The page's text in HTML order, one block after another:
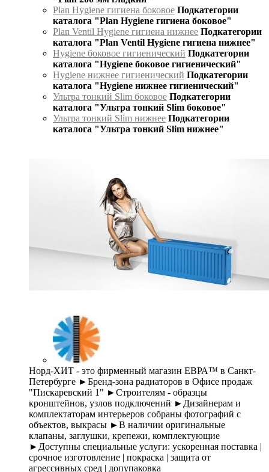
Plan Hygiene гигиена боковое Подкатегории
каталога "Plan Hygiene гигиена боковое"
Plan Ventil Hygiene гигиена нижнее Подкатегории
каталога "Plan Ventil Hygiene гигиена нижнее"
Hygiene боковое гигиенический Подкатегории
каталога "Hygiene боковое гигиенический"
Hygiene нижнее гигиенический Подкатегории
каталога "Hygiene нижнее гигиенический"
Ультра тонкий Slim боковое Подкатегории
каталога "Ультра тонкий Slim боковое"
Ультра тонкий Slim нижнее Подкатегории
каталога "Ультра тонкий Slim нижнее"
Норд-ХИТ - это фирменный магазин ЕВРА™ в Санкт-
Петербурге ►Бренд-зона радиаторов в Офисе продаж
"Пискаревский 1" ►Строителям - образцы
кронштейнов, узлов подключений ►Дизайнерам и
комплектаторам интерьеров собраны фотографий с
объектов, выкрасы ►В наличии оригинальные
клапаны, заглушки, крепежи, комплектующие
►Доступны специальные услуги: ускоренная поставка |
срочное изготовление | покраска | защита от
агрессивных сред | допупаковка